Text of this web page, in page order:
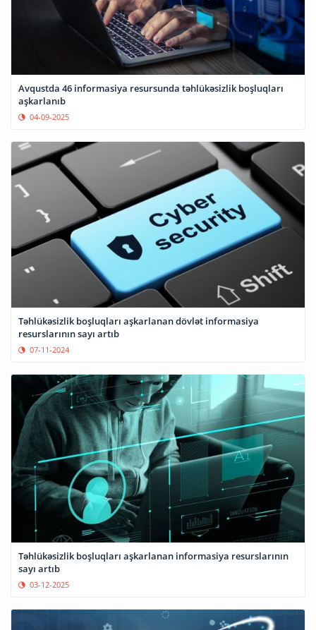
Avqustda 46 informasiya resursunda təhlükəsizlik boşluqları
aşkarlanıb
04-09-2025
Təhlükəsizlik boşluqları aşkarlanan dövlət informasiya
resurslarının sayı artıb
07-11-2024
Təhlükəsizlik boşluqları aşkarlanan informasiya resurslarının
sayı artıb
03-12-2025